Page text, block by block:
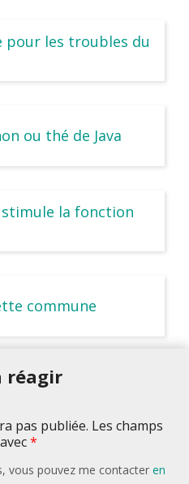
pour les troubles du
ou thé de Java
la fonction
commune
réagir
pas publiée. Les champs
*
vous pouvez me contacter en